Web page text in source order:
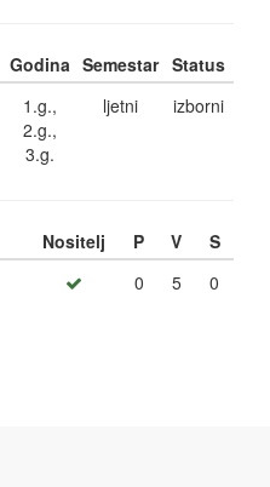
Godina Semestar Status
1.g.,
2.g.,
3.g.
ljetni izborni
Nositelj P V
S
0 5 0